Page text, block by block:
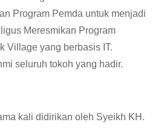
Program Pemda untuk menjadi
Meresmikan Program
Village yang berbasis IT.
seluruh tokoh yang hadir.
kali didirikan oleh Syeikh KH.